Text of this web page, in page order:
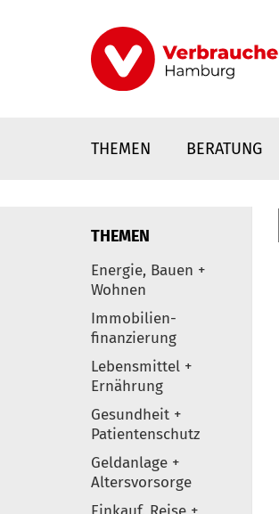
THEMEN BERATUNG
Elemente
THEMEN
Energie, Bauen +
Wohnen
Immobilien-
finanzierung
Lebensmittel +
Ernährung
Gesundheit +
Patientenschutz
Geldanlage +
Altersvorsorge